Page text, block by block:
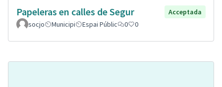
Papeleras en calles de Segur
Acceptada
socjo
Municipi Espai Públic 0 0